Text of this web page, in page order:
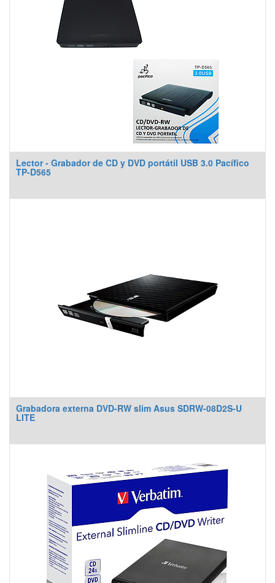
Lector - Grabador de CD y DVD portátil USB 3.0 Pacífico
TP-D565
Grabadora externa DVD-RW slim Asus SDRW-08D2S-U
LITE